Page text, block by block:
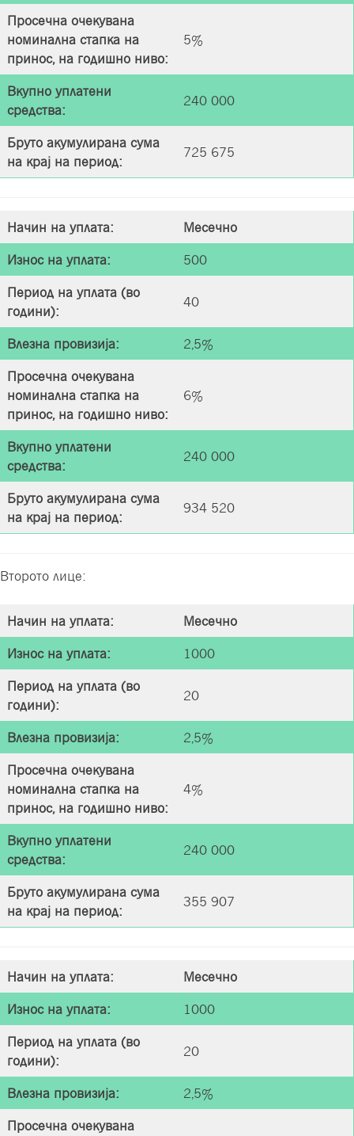
Просечна очекувана
номинална стапка на
принос, на годишно нивo:
5%
Вкупно уплатени
средства:
240 000
Бруто акумулирана сума
на крај на период:
725 675
Начин на уплата: Месечно
Износ на уплата: 500
Период на уплата (во
години):
40
Влезна провизија: 2,5%
Просечна очекувана
номинална стапка на
принос, на годишно нивo:
6%
Вкупно уплатени
средства:
240 000
Бруто акумулирана сума
на крај на период:
934 520
Второто лице:
Начин на уплата: Месечно
Износ на уплата: 1000
Период на уплата (во
години):
20
Влезна провизија: 2,5%
Просечна очекувана
номинална стапка на
принос, на годишно нивo:
4%
Вкупно уплатени
средства:
240 000
Бруто акумулирана сума
на крај на период:
355 907
Начин на уплата: Месечно
Износ на уплата: 1000
Период на уплата (во
години):
20
Влезна провизија: 2,5%
Просечна очекувана